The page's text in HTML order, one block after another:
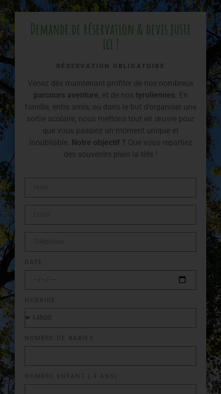
Demande de réservation & devis juste
ici !
RÉSERVATION OBLIGATOIRE
Venez dès maintenant profiter de nos nombreux
parcours aventure, et de nos tyroliennes . En
famille, entre amis, ou dans le but d’organiser une
sortie scolaire, nous mettons tout en œuvre pour
que vous passiez un moment unique et
inoubliable.
Notre objectif ? Que vous repartiez
des souvenirs plein la tête !
DATE
HORAIRE
NOMBRE DE BABIES
NOMBRE ENFANT (-9 ANS)